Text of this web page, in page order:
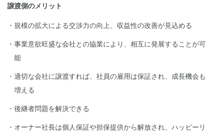
譲渡側のメリット
規模の拡大による交渉力の向上、収益性の改善が見込める
事業意欲旺盛な会社との協業により、相互に発展することが可
能
適切な会社に譲渡すれば、社員の雇用は保証され、成長機会も
増える
後継者問題を解決できる
オーナー社長は個人保証や担保提供から解放され、ハッピーリ